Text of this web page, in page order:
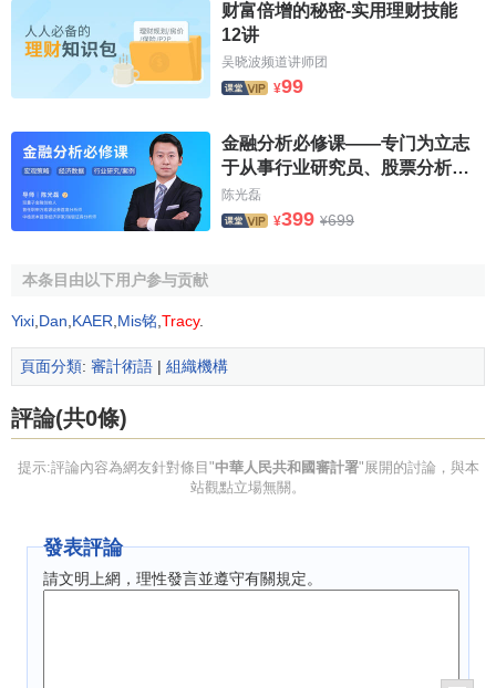
(另有：中央紀委、監察部駐審計署紀檢組、監察局)
７個直屬事業單位
：電腦技術中心、 機關服務局、 審計
科研所、 幹部培訓中心、 中國時代經濟出版社、 中國審計報
25個派出審計局：外交外事審計局、 發展計劃審計局、
經濟審計一局、 經濟審計二局、 貿易審計局、 國防工業審計
局、 教育審計局、 科學技術審計局、政法審計局、 民族宗教
局、 建設建材審計局、 交通運輸審計局、 信息郵政審計局、
計局、 經濟執法審計局、 新聞通訊審計局、 旅游僑務審計
局、 科學工程審計局、 地震氣象審計局。
派員辦事處、 沈陽特派員辦事處、 哈爾濱特派員辦事處、 上
海特派員辦事處、 南京特派員辦事處、武漢特派員辦事處、
廣州特派員辦事處、 鄭州特派員辦事處、 濟南特派員辦事
事處、成都特派員辦事處、 長沙特派員辦事處、 深圳特派員
辦事處、長春特派員辦事處、重慶特派員辦事處。
财富倍增的秘密-实用理财技能
12讲
吴晓波频道讲师团
¥99
金融分析必修课——专门为立志
于从事行业研究员、股票分析
师、基金经理的你打造
陈光磊
¥399 ¥699
本条目由以下用户参与贡献
Yixi Dan KAER Mis铭 Tracy.
頁面分類: 審計術語 | 組織機構
評論(共0條)
提示:評論內容為網友針對條目"中華人民共和國審計署"展開的討論，與本
站觀點立場無關。
發表評論
請文明上網，理性發言並遵守有關規定。